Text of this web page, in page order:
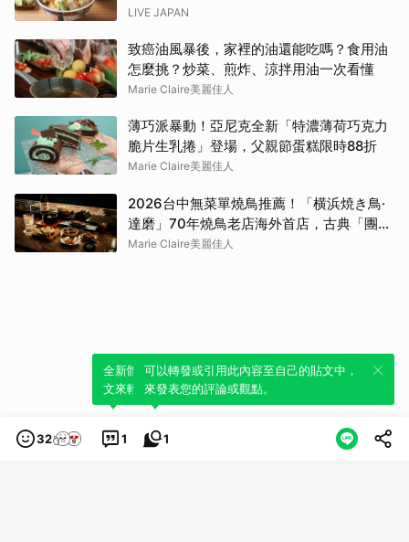
LIVE JAPAN
致癌油風暴後，家裡的油還能吃嗎？食用油
怎麼挑？炒菜、煎炸、涼拌用油一次看懂
Marie Claire美麗佳人
薄巧派暴動！亞尼克全新「特濃薄荷巧克力
脆片生乳捲」登場，父親節蛋糕限時88折
Marie Claire美麗佳人
2026台中無菜單燒鳥推薦！「横浜焼き鳥·
達磨」70年燒鳥老店海外首店，古典「團扇
控火」技法成就銷魂美味
Marie Claire美麗佳人
32 1
全新體驗！一鍵引用此內容，透過發布貼
文來輕鬆表達個人立場。
1
可以轉發或引用此內容至自己的貼文中，
來發表您的評論或觀點。